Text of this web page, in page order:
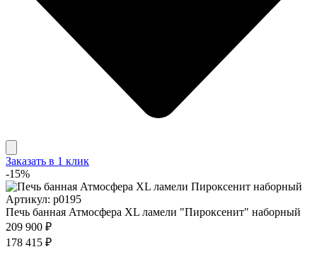
Заказать в 1 клик
-15%
Артикул: p0195
Печь банная Атмосфера XL ламели "Пироксенит" наборный
209 900 ₽
178 415 ₽